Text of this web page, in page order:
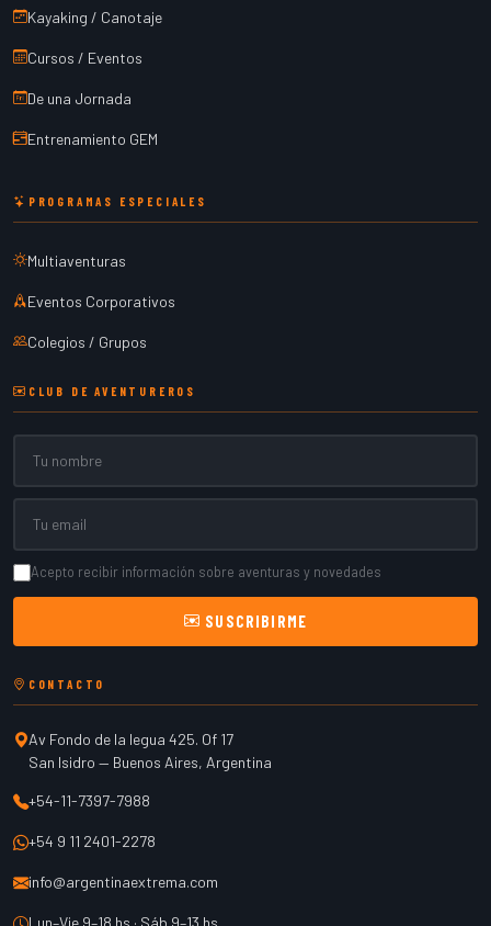
Kayaking / Canotaje
Cursos / Eventos
De una Jornada
Entrenamiento GEM
PROGRAMAS ESPECIALES
Multiaventuras
Eventos Corporativos
Colegios / Grupos
CLUB DE AVENTUREROS
Acepto recibir información sobre aventuras y novedades
SUSCRIBIRME
CONTACTO
Av Fondo de la legua 425. Of 17
San Isidro — Buenos Aires, Argentina
+54-11-7397-7988
+54 9 11 2401-2278
info@argentinaextrema.com
Lun–Vie 9–18 hs · Sáb 9–13 hs